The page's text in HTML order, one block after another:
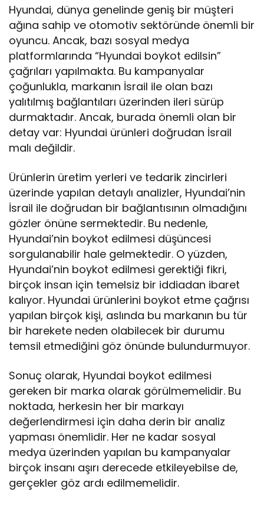
Hyundai, dünya genelinde geniş bir müşteri
ağına sahip ve otomotiv sektöründe önemli bir
oyuncu. Ancak, bazı sosyal medya
platformlarında “Hyundai boykot edilsin”
çağrıları yapılmakta. Bu kampanyalar
çoğunlukla, markanın İsrail ile olan bazı
yalıtılmış bağlantıları üzerinden ileri sürüp
durmaktadır. Ancak, burada önemli olan bir
detay var: Hyundai ürünleri doğrudan İsrail
malı değildir.
Ürünlerin üretim yerleri ve tedarik zincirleri
üzerinde yapılan detaylı analizler, Hyundai’nin
İsrail ile doğrudan bir bağlantısının olmadığını
gözler önüne sermektedir. Bu nedenle,
Hyundai’nin boykot edilmesi düşüncesi
sorgulanabilir hale gelmektedir. O yüzden,
Hyundai’nin boykot edilmesi gerektiği fikri,
birçok insan için temelsiz bir iddiadan ibaret
kalıyor. Hyundai ürünlerini boykot etme çağrısı
yapılan birçok kişi, aslında bu markanın bu tür
bir harekete neden olabilecek bir durumu
temsil etmediğini göz önünde bulundurmuyor.
Sonuç olarak, Hyundai boykot edilmesi
gereken bir marka olarak görülmemelidir. Bu
noktada, herkesin her bir markayı
değerlendirmesi için daha derin bir analiz
yapması önemlidir. Her ne kadar sosyal
medya üzerinden yapılan bu kampanyalar
birçok insanı aşırı derecede etkileyebilse de,
gerçekler göz ardı edilmemelidir.